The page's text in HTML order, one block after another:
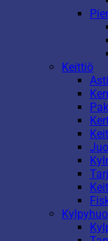
Keittiö